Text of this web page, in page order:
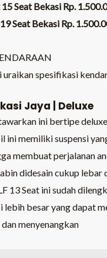
15 Seat Bekasi Rp.
Seat Bekasi Rp.
spesifikasi
Jaya | Deluxe
ini bertipe
ini memiliki suspensi
membuat perjalanan
didesain cukup lebar
13 Seat ini sudah
lebih besar yang dapat
menyenangkan